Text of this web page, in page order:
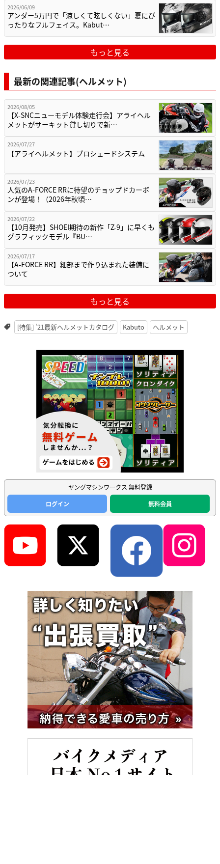
2026/06/09
アンダー5万円で「涼しくて眩しくない」夏にぴ
ったりなフルフェイス。Kabut…
もっと見る
最新の関連記事(ヘルメット)
2026/08/05
【X-SNCニューモデル体験走行会】アライヘル
メットがサーキット貸し切りで新…
2026/07/27
【アライヘルメット】プロシェードシステム
2026/07/23
人気のA-FORCE RRに待望のチョップドカーボ
ンが登場！（2026年秋頃…
2026/07/22
【10月発売】SHOEI期待の新作「Z-9」に早くも
グラフィックモデル『BU…
2026/07/17
【A-FORCE RR】細部まで作り込まれた装備に
ついて
もっと見る
[特集] '21最新ヘルメットカタログ Kabuto ヘルメット
ヤングマシンワークス 無料登録
ログイン
無料会員